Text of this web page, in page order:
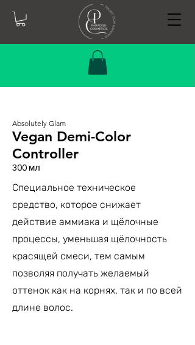
Absolutely Glam
Vegan Demi-Color
Controller
300 мл
Специальное техническое
средство, которое снижает
действие аммиака и щёлочные
процессы, уменьшая щёлочность
красящей смеси, тем самым
позволяя получать желаемый
оттенок как на корнях, так и по всей
длине волос.